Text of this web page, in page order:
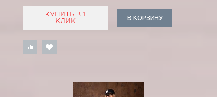
КУПИТЬ В 1
КЛИК
В КОРЗИНУ